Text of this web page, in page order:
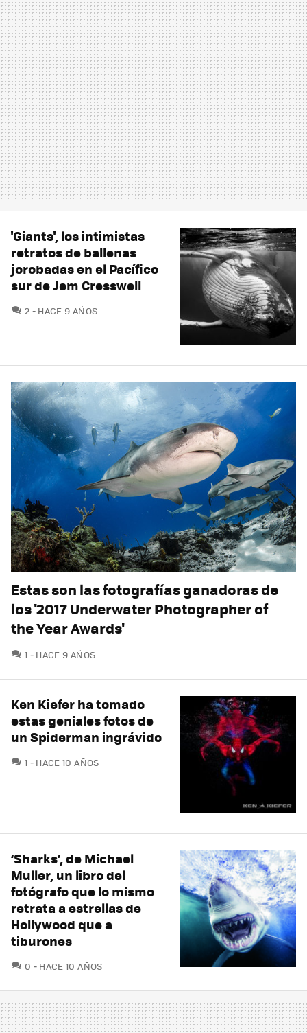
'Giants', los intimistas
retratos de ballenas
jorobadas en el Pacífico
sur de Jem Cresswell
2 COMENTARIOS
HACE 9 AÑOS
Estas son las fotografías ganadoras de
los '2017 Underwater Photographer of
the Year Awards'
1 COMENTARIOS
HACE 9 AÑOS
Ken Kiefer ha tomado
estas geniales fotos de
un Spiderman ingrávido
1 COMENTARIOS
HACE 10 AÑOS
‘Sharks’, de Michael
Muller, un libro del
fotógrafo que lo mismo
retrata a estrellas de
Hollywood que a
tiburones
0 COMENTARIOS
HACE 10 AÑOS